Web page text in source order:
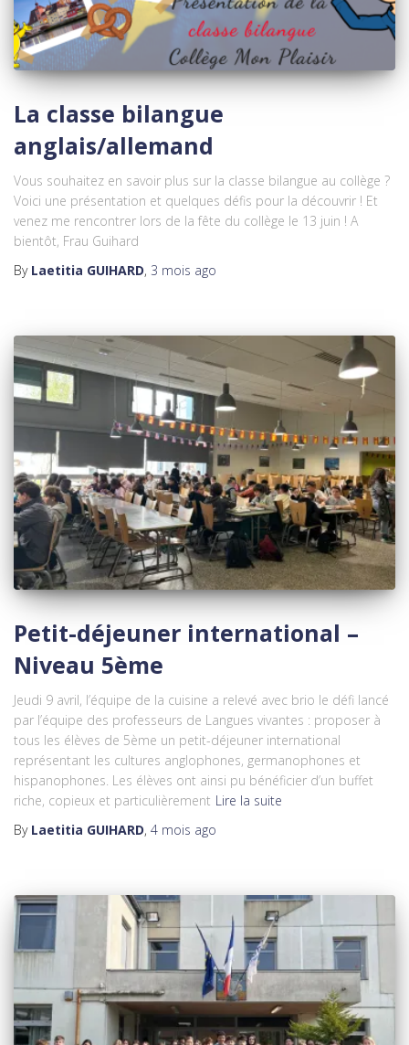
La classe bilangue
anglais/allemand
Vous souhaitez en savoir plus sur la classe bilangue au collège ?
Voici une présentation et quelques défis pour la découvrir ! Et
venez me rencontrer lors de la fête du collège le 13 juin ! A
bientôt, Frau Guihard
By Laetitia GUIHARD, 3 mois ago
Petit-déjeuner international –
Niveau 5ème
Jeudi 9 avril, l’équipe de la cuisine a relevé avec brio le défi lancé
par l’équipe des professeurs de Langues vivantes : proposer à
tous les élèves de 5ème un petit-déjeuner international
représentant les cultures anglophones, germanophones et
hispanophones. Les élèves ont ainsi pu bénéficier d’un buffet
riche, copieux et particulièrement Lire la suite
By Laetitia GUIHARD, 4 mois ago